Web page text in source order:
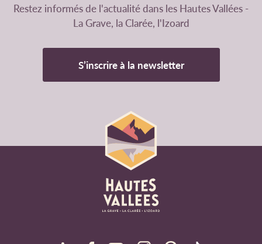
Restez informés de l'actualité dans les Hautes Vallées -
La Grave, la Clarée, l'Izoard
S’inscrire à la newsletter